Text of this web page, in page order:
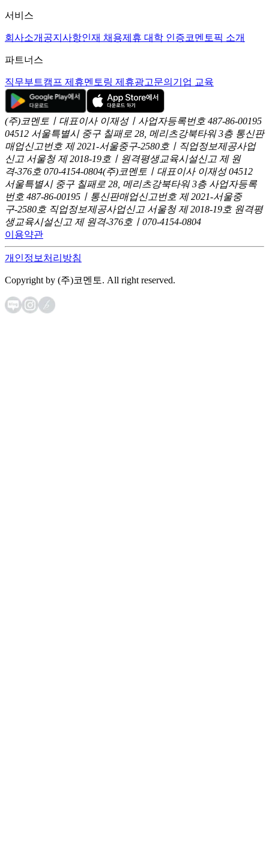
서비스
회사소개 공지사항인재 채용제휴 대학 인증코멘토픽 소개
파트너스
직무부트캠프 제휴멘토링 제휴광고문의 기업 교육
(주)코멘토ㅣ대표이사 이재성ㅣ사업자등록번호 487-86-00195
04512 서울특별시 중구 칠패로 28, 메리츠강북타워 3층 통신판
매업신고번호 제 2021-서울중구-2580호ㅣ직업정보제공사업
신고 서울청 제 2018-19호ㅣ원격평생교육시설신고 제 원
격-376호 070-4154-0804(주)코멘토ㅣ대표이사 이재성 04512
서울특별시 중구 칠패로 28, 메리츠강북타워 3층 사업자등록
번호 487-86-00195ㅣ통신판매업신고번호 제 2021-서울중
구-2580호 직업정보제공사업신고 서울청 제 2018-19호 원격평
생교육시설신고 제 원격-376호ㅣ070-4154-0804
이용약관
개인정보처리방침
Copyright by (주)코멘토. All right reserved.